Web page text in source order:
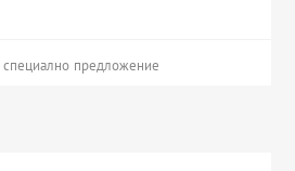
специално предложение